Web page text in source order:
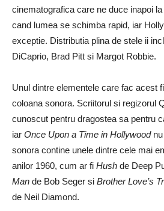
cinematografica care ne duce inapoi
cand lumea se schimba rapid, iar
exceptie. Distributia plina de stele ii
DiCaprio, Brad Pitt si Margot Robbie.
Unul dintre elementele care fac acest
coloana sonora. Scriitorul si regizorul
cunoscut pentru dragostea sa pentru
iar Once Upon a Time in Hollywoodnu
sonora contine unele dintre cele mai
anilor 1960, cum ar fi Hush de Deep
Man de Bob Seger si Brother Love’s
de Neil Diamond.